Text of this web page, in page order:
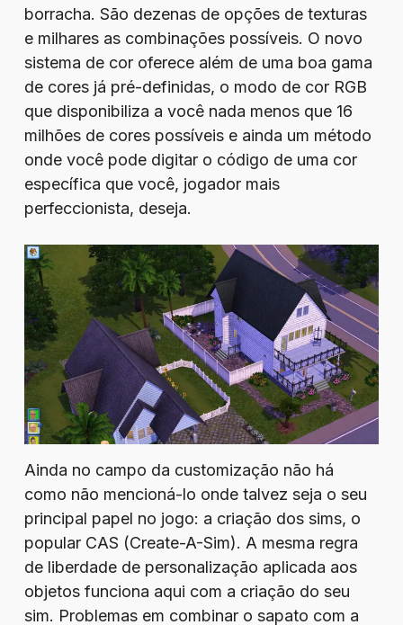
borracha. São dezenas de opções de texturas
e milhares as combinações possíveis. O novo
sistema de cor oferece além de uma boa gama
de cores já pré-definidas, o modo de cor RGB
que disponibiliza a você nada menos que 16
milhões de cores possíveis e ainda um método
onde você pode digitar o código de uma cor
específica que você, jogador mais
perfeccionista, deseja.
Ainda no campo da customização não há
como não mencioná-lo onde talvez seja o seu
principal papel no jogo: a criação dos sims, o
popular CAS (Create-A-Sim). A mesma regra
de liberdade de personalização aplicada aos
objetos funciona aqui com a criação do seu
sim. Problemas em combinar o sapato com a